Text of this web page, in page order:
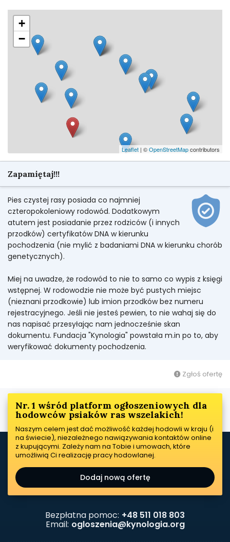
+
−
Leaflet | ©OpenStreetMapcontributors
Zapamiętaj!!!
Pies czystej rasy posiada co najmniej
czteropokoleniowy rodowód. Dodatkowym
atutem jest posiadanie przez rodziców (i innych
przodków) certyfikatów DNA w kierunku
pochodzenia (nie mylić z badaniami DNA w kierunku chorób
genetycznych).
Miej na uwadze, że rodowód to nie to samo co wypis z księgi
wstępnej. W rodowodzie nie może być pustych miejsc
(nieznani przodkowie) lub imion przodków bez numeru
rejestracyjnego. Jeśli nie jesteś pewien, to nie wahaj się do
nas napisać przesyłając nam jednocześnie skan
dokumentu. Fundacja "Kynologia" powstała m.in po to, aby
weryfikować dokumenty pochodzenia.
Zgłoś ofertę
Nr. 1 wśród platform ogłoszeniowych dla
hodowców psiaków ras wszelakich!
Naszym celem jest dać możliwość każdej hodowli w kraju (i
na świecie), niezależnego nawiązywania kontaktów online
z kupującymi. Zależy nam na Tobie i umowach, które
umożliwią Ci realizację pracy hodowlanej.
Dodaj nową ofertę
Bezpłatna pomoc: +48 511 018 803
Email: ogloszenia@kynologia.org